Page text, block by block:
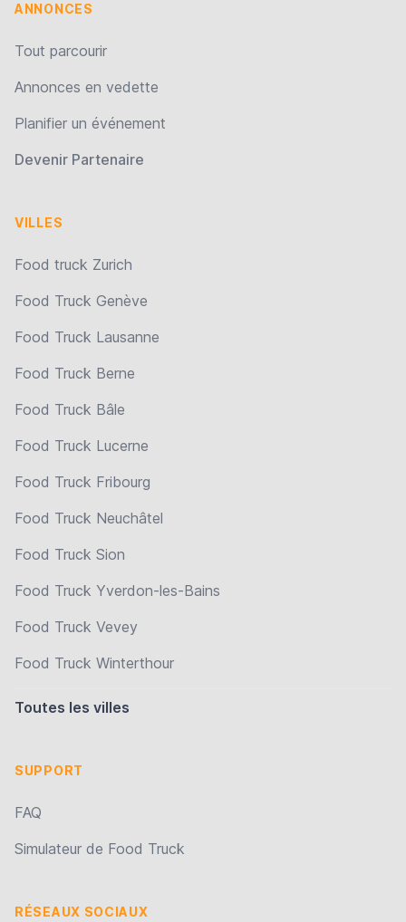
ANNONCES
Tout parcourir
Annonces en vedette
Planifier un événement
Devenir Partenaire
VILLES
Food truck Zurich
Food Truck Genève
Food Truck Lausanne
Food Truck Berne
Food Truck Bâle
Food Truck Lucerne
Food Truck Fribourg
Food Truck Neuchâtel
Food Truck Sion
Food Truck Yverdon-les-Bains
Food Truck Vevey
Food Truck Winterthour
Toutes les villes
SUPPORT
FAQ
Simulateur de Food Truck
RÉSEAUX SOCIAUX